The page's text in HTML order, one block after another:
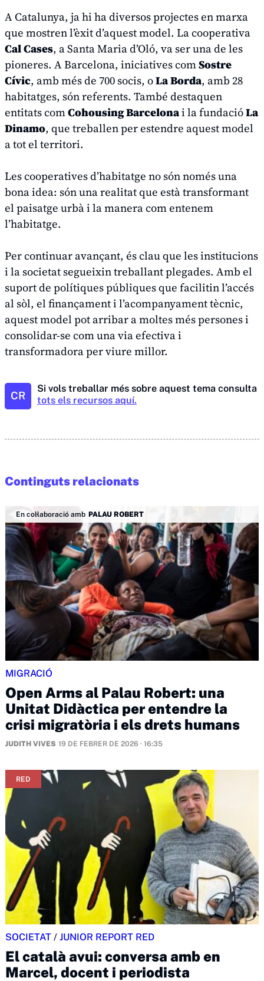
A Catalunya, ja hi ha diversos projectes en marxa
que mostren l’èxit d’aquest model. La cooperativa
Cal Cases, a Santa Maria d’Oló, va ser una de les
pioneres. A Barcelona, iniciatives comSostre
Cívic, amb més de 700 socis, oLa Borda, amb 28
habitatges, són referents. També destaquen
entitats comCohousing Barcelonai la fundacióLa
Dinamo, que treballen per estendre aquest model
a tot el territori.
Les cooperatives d’habitatge no són només una
bona idea: són una realitat que està transformant
el paisatge urbà i la manera com entenem
l’habitatge.
Per continuar avançant, és clau que les institucions
i la societat segueixin treballant plegades. Amb el
suport de polítiques públiques que facilitin l’accés
al sòl, el finançament i l’acompanyament tècnic,
aquest model pot arribar a moltes més persones i
consolidar-se com una via efectiva i
transformadora per viure millor.
CR
Si vols treballar més sobre aquest tema consulta
tots els recursos aquí.
Continguts relacionats
En col·laboració amb PALAU ROBERT
MIGRACIÓ
Open Arms al Palau Robert: una
Unitat Didàctica per entendre la
crisi migratòria i els drets humans
JUDITH VIVES 19 DE FEBRER DE 2026 · 16:35
RED
SOCIETAT / JUNIOR REPORT RED
El català avui: conversa amb en
Marcel, docent i periodista